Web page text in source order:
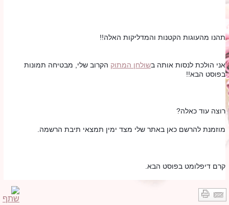
תהנו מהעוגות הקטנות והמדליקות האלה!!
אני הולכת לנסות אותה בשולחן המתוק
בפוסט הבא!!
רוצה עוד כאלה?
מוזמנת להרשם כאן באתר שלי מצד ימין תמצאי תיבת הרשמה.
קרם דיפלומט בפוסט הבא.